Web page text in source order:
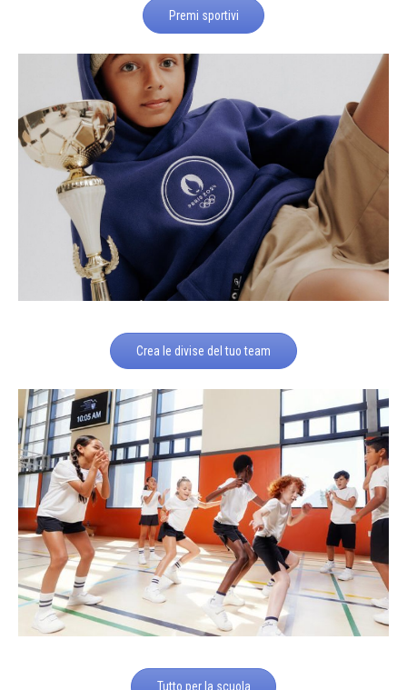
Premi sportivi
Crea le divise del tuo team
Tutto per la scuola